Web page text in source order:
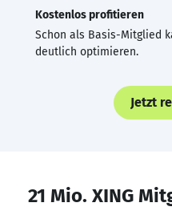
Kostenlos profitieren
Schon als Basis-Mitglied
deutlich optimieren.
Jetzt
21 Mio. XING